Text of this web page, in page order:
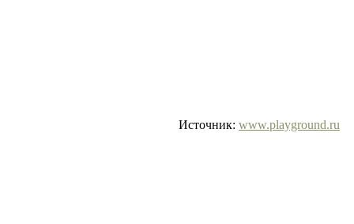
Источник: www.playground.ru